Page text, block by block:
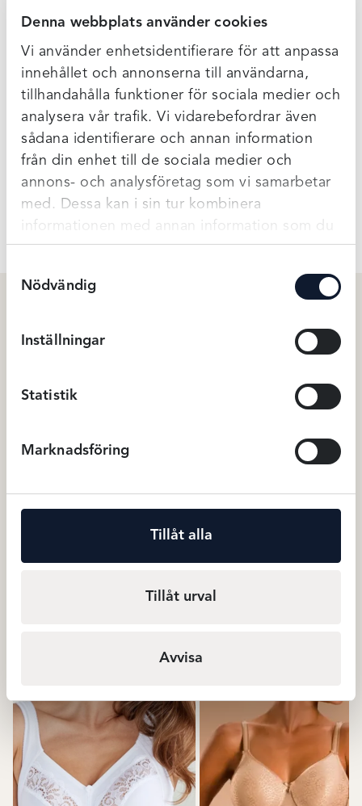
Denna webbplats använder cookies
Vi använder enhetsidentifierare för att anpassa
innehållet och annonserna till användarna,
tillhandahålla funktioner för sociala medier och
analysera vår trafik. Vi vidarebefordrar även
sådana identifierare och annan information
från din enhet till de sociala medier och
annons- och analysföretag som vi samarbetar
med. Dessa kan i sin tur kombinera
informationen med annan information som du
har tillhandahållit eller som de har samlat in
Nödvändig
Inställningar
Statistik
Marknadsföring
Tillåt alla
Tillåt urval
Avvisa
vadderade och reglerbara axelband samt en mjuk
knäppning baktill ger den det support som behövs.
Tillverkad i Cool Max-material som transporterar bort fukt
och låter huden andas.
Finns i 4 fina färger!
Ytterligare Information
Du kanske också gillar …
svart
BH